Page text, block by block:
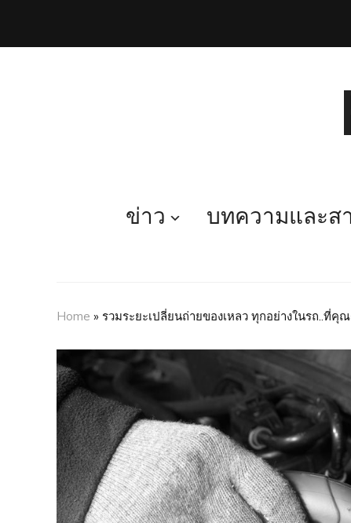
ข่าว บทความและส
Home » รวมระยะเปลี่ยนถ่ายของเหลว ทุกอย่างในรถ..ที่คุ